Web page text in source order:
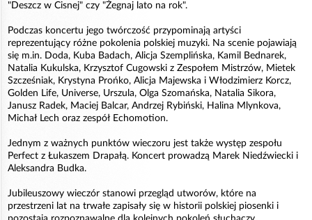
"Deszcz w Cisnej" czy "Żegnaj lato na rok".
Podczas koncertu jego twórczość przypominają artyści
reprezentujący różne pokolenia polskiej muzyki. Na scenie pojawiają
się m.in. Doda, Kuba Badach, Alicja Szemplińska, Kamil Bednarek,
Natalia Kukulska, Krzysztof Cugowski z Zespołem Mistrzów, Mietek
Szcześniak, Krystyna Prońko, Alicja Majewska i Włodzimierz Korcz,
Golden Life, Universe, Urszula, Olga Szomańska, Natalia Sikora,
Janusz Radek, Maciej Balcar, Andrzej Rybiński, Halina Mlynkova,
Michał Lech oraz zespół Echomotion.
Jednym z ważnych punktów wieczoru jest także występ zespołu
Perfect z Łukaszem Drapałą. Koncert prowadzą Marek Niedźwiecki i
Aleksandra Budka.
Jubileuszowy wieczór stanowi przegląd utworów, które na
przestrzeni lat na trwałe zapisały się w historii polskiej piosenki i